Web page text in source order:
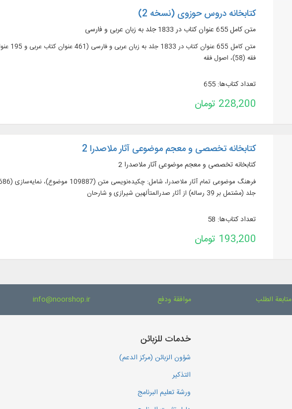
کتابخانه دروس حوزوی (نسخه 2)
متن کامل 655 عنوان کتاب در 1833 جلد به زبان عربی و فارسی
فقه (58)، اصول فقه
تعداد کتاب‌ها: 655
228,200 تومان
کتابخانه تخصصی و معجم موضوعی آثار ملاصدرا 2
کتابخانه تخصصی و معجم موضوعی آثار ملاصدرا 2
جلد (مشتمل بر 39 رساله) از آثار صدرالمتألهین شیرازی و شارحان
تعداد کتاب‌ها: 58
193,200 تومان
متابعة الطلب موافقة ودفع info@noorshop.ir
خدمات للزبائن
شؤون الزبائن (مركز الدعم)
التذكير
ورشة تعليم البرنامج